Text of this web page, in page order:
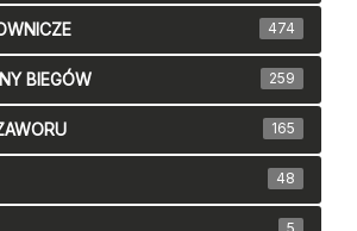
474
BIEGÓW 259
165
48